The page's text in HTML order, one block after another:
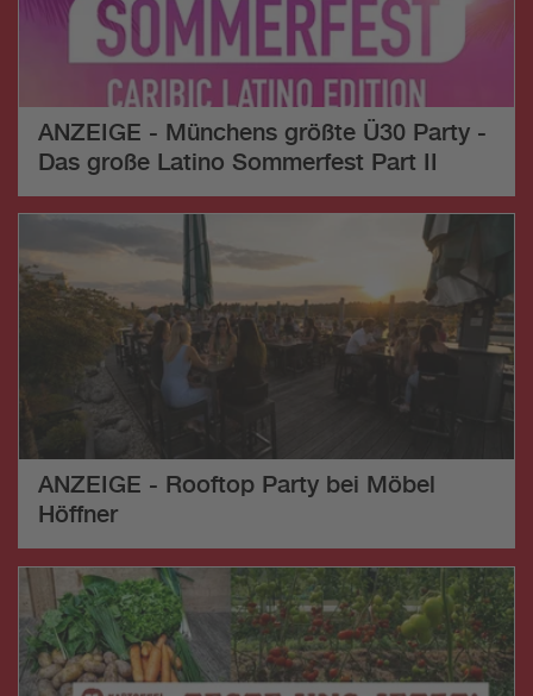
ANZEIGE - Münchens größte Ü30 Party -
Das große Latino Sommerfest Part II
ANZEIGE - Rooftop Party bei Möbel
Höffner